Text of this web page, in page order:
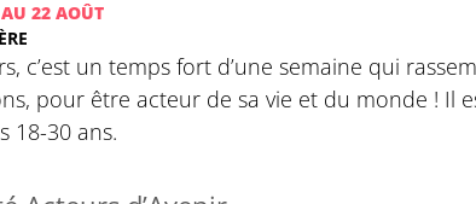
22 AOÛT
c’est un temps fort d’une semaine qui
pour être acteur de sa vie et du monde ! Il
18-30 ans.